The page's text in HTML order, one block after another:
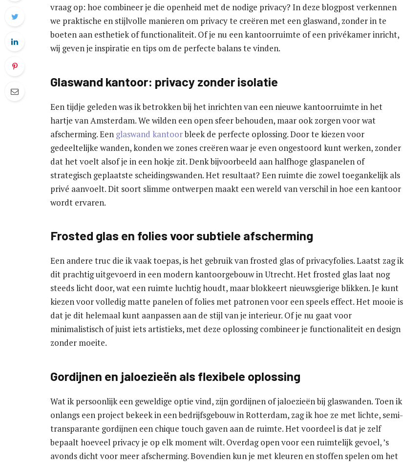
vraag op: hoe combineer je die openheid met de nodige privacy? In deze blogpost verkennen
we praktische en stijlvolle manieren om privacy te creëren met een glaswand, zonder in te
boeten aan esthetiek of functionaliteit. Of je nu een kantoorruimte of een privékamer inricht,
wij geven je inspiratie en tips om de perfecte balans te vinden.
Glaswand kantoor: privacy zonder isolatie
Een tijdje geleden was ik betrokken bij het inrichten van een nieuwe kantoorruimte in het
hartje van Amsterdam. We wilden een open sfeer behouden, maar ook zorgen voor wat
afscherming. Een glaswand kantoorbleek de perfecte oplossing. Door te kiezen voor
gedeeltelijke wanden, konden we zones creëren waar je even ongestoord kunt werken, zonder
dat het voelt alsof je in een hokje zit. Denk bijvoorbeeld aan halfhoge glaspanelen of
strategisch geplaatste scheidingswanden. Het resultaat? Een ruimte die zowel toegankelijk als
privé aanvoelt. Dit soort slimme ontwerpen maakt een wereld van verschil in hoe een kantoor
wordt ervaren.
Frosted glas en folies voor subtiele afscherming
Een andere truc die ik vaak toepas, is het gebruik van frosted glas of privacyfolies. Laatst zag ik
dit prachtig uitgevoerd in een modern kantoorgebouw in Utrecht. Het frosted glas laat nog
steeds licht door, wat een ruimte luchtig houdt, maar blokkeert nieuwsgierige blikken. Je kunt
kiezen voor volledig matte panelen of folies met patronen voor een speels effect. Het mooie is
dat je dit helemaal kunt aanpassen aan de stijl van je interieur. Of je nu gaat voor
minimalistisch of juist iets artistieks, met deze oplossing combineer je functionaliteit en design
zonder moeite.
Gordijnen en jaloezieën als flexibele oplossing
Wat ik persoonlijk een geweldige optie vind, zijn gordijnen of jaloezieën bij glaswanden. Toen ik
onlangs een project bekeek in een bedrijfsgebouw in Rotterdam, zag ik hoe ze met lichte, semi-
transparante gordijnen een chique touch gaven aan de ruimte. Het voordeel is dat je zelf
bepaalt hoeveel privacy je op elk moment wilt. Overdag open voor een ruimtelijk gevoel, ’s
avonds dicht voor meer afscherming. Bovendien kun je met kleuren en stoffen spelen om het